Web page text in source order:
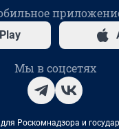
Мы в соцсетях
Роскомнадзора и